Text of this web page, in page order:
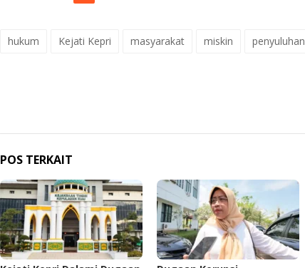
hukum Kejati Kepri masyarakat miskin penyuluhan
POS TERKAIT